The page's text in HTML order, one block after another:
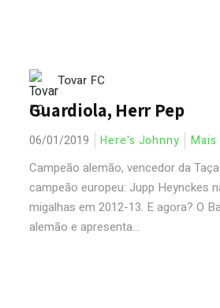
Tovar FC
Guardiola, Herr Pep
06/01/2019 Here's Johnny Mais
Campeão alemão, vencedor da
campeão europeu: Jupp Heynckes
migalhas em 2012-13. E agora? O
alemão e apresenta...